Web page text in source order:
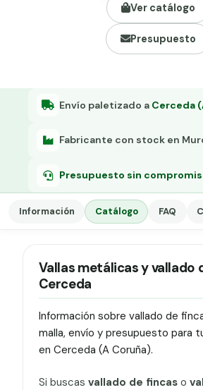
Grapa malla H.
Grapadora
Tensor galvanizado
Ver catálogo
Presupuesto
Envío paletizado a Cerceda
Fabricante con stock en
Presupuesto sin
Información Catálogo FAQ
Vallas metálicas y vallado
Cerceda
Información sobre vallado de
malla, envío y presupuesto para
en Cerceda (A Coruña).
Si buscas vallado de fincaso